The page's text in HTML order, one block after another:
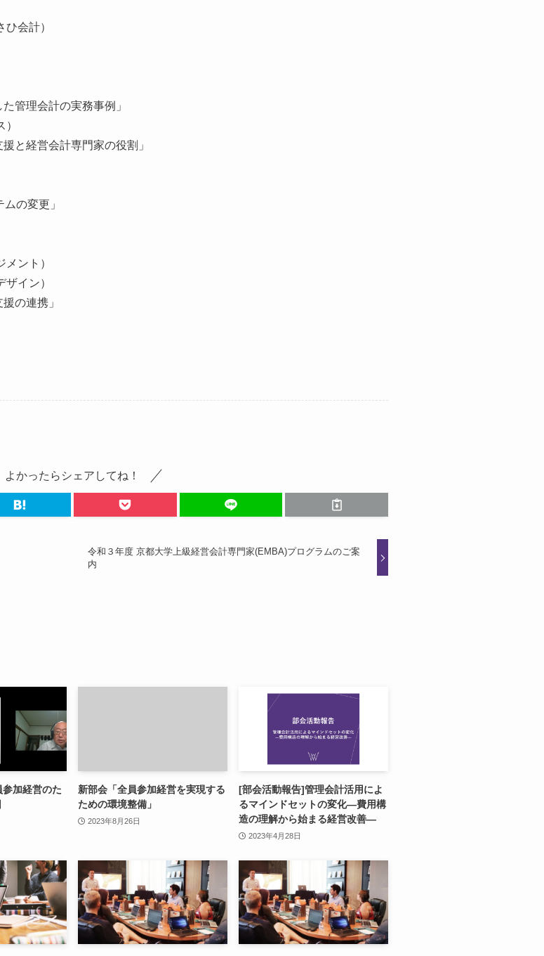
会計）
理会計の実務事例」
経営会計専門家の役割」
の変更」
ント）
イン）
の連携」
よかったらシェアしてね！
令和３年度 京都大学上級経営会計専門家(EMBA)プログラムのご案
内
加経営のた
新部会「全員参加経営を実現する
ための環境整備」
2023年8月26日
[部会活動報告]管理会計活用によ
るマインドセットの変化―費用構
造の理解から始まる経営改善―
2023年4月28日